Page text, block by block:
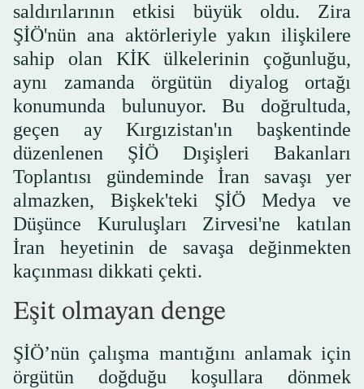
saldırılarının etkisi büyük oldu. Zira
ŞİÖ'nün ana aktörleriyle yakın ilişkilere
sahip olan KİK ülkelerinin çoğunluğu,
aynı zamanda örgütün diyalog ortağı
konumunda bulunuyor. Bu doğrultuda,
geçen ay Kırgızistan'ın başkentinde
düzenlenen ŞİÖ Dışişleri Bakanları
Toplantısı gündeminde İran savaşı yer
almazken, Bişkek'teki ŞİÖ Medya ve
Düşünce Kuruluşları Zirvesi'ne katılan
İran heyetinin de savaşa değinmekten
kaçınması dikkati çekti.
Eşit olmayan denge
ŞİÖ’nün çalışma mantığını anlamak için
örgütün doğduğu koşullara dönmek